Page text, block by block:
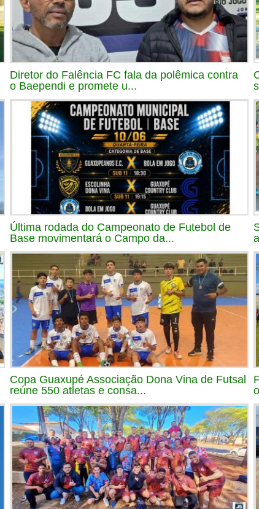
Diretor do Falência FC fala da polêmica contra
o Baependi e promete u...
Última rodada do Campeonato de Futebol de
Base movimentará o Campo da...
Copa Guaxupé Associação Dona Vina de Futsal
reúne 550 atletas e consa...